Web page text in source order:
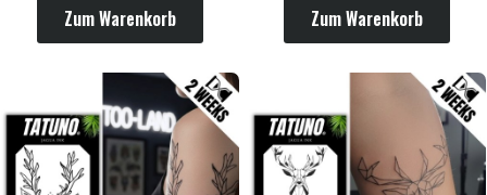
Zum Warenkorb Zum Warenkorb